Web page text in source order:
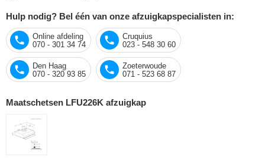
Hulp nodig? Bel één van onze afzuigkapspecialisten in:
Online afdeling
070 - 301 34 74
Cruquius
023 - 548 30 60
Den Haag
070 - 320 93 85
Zoeterwoude
071 - 523 68 87
Maatschetsen LFU226K afzuigkap